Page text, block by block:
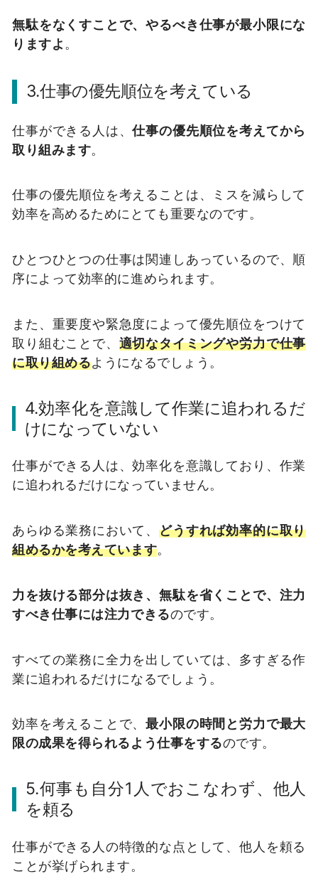
無駄をなくすことで、やるべき仕事が最小限にな
りますよ 。
3.仕事の優先順位を考えている
仕事ができる人は、仕事の優先順位を考えてから
取り組みます。
仕事の優先順位を考えることは、ミスを減らして
効率を高めるためにとても重要なのです。
ひとつひとつの仕事は関連しあっているので、順
序によって効率的に進められます。
また、重要度や緊急度によって優先順位をつけて
取り組むことで、 適切なタイミングや労力で仕事
に取り組めるようになるでしょう。
4.効率化を意識して作業に追われるだ
けになっていない
仕事ができる人は、効率化を意識しており、作業
に追われるだけになっていません。
あらゆる業務において、どうすれば効率的に取り
組めるかを考えています。
力を抜ける部分は抜き、無駄を省くことで、注力
すべき仕事には注力できるのです。
すべての業務に全力を出していては、多すぎる作
業に追われるだけになるでしょう。
効率を考えることで、最小限の時間と労力で最大
限の成果を得られるよう仕事をするのです。
5.何事も自分1人でおこなわず、他人
を頼る
仕事ができる人の特徴的な点として、他人を頼る
ことが挙げられます。